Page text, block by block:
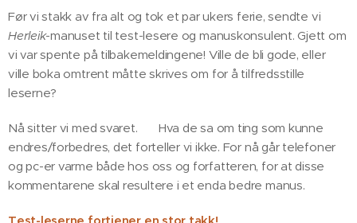
Før vi stakk av fra alt og tok et par ukers ferie, sendte vi
Herleik-manuset til test-lesere og manuskonsulent. Gjett om
vi var spente på tilbakemeldingene! Ville de bli gode, eller
ville boka omtrent måtte skrives om for å tilfredsstille
leserne? 🫣
Nå sitter vi med svaret. 😊 Hva de sa om ting som kunne
endres/forbedres, det forteller vi ikke. For nå går telefoner
og pc-er varme både hos oss og forfatteren, for at disse
kommentarene skal resultere i et enda bedre manus.
Test-leserne fortjener en stor takk!